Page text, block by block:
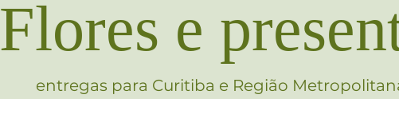
Flores e
entregas para Curitiba e Região